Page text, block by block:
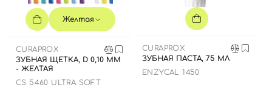
Желтая
CURAPROX
ЗУБНАЯ ЩЕТКА, D 0,10 ММ
- ЖЕЛТАЯ
CS 5460 ULTRA SOFT
CURAPROX
ЗУБНАЯ ПАСТА, 75 МЛ
ENZYCAL 1450